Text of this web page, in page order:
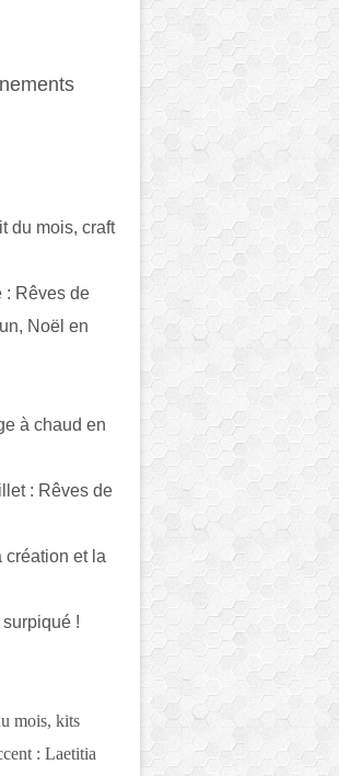
du mois, craft
de
Noël en
à chaud en
: Rêves de
création et la
!
mois, kits
: Laetitia